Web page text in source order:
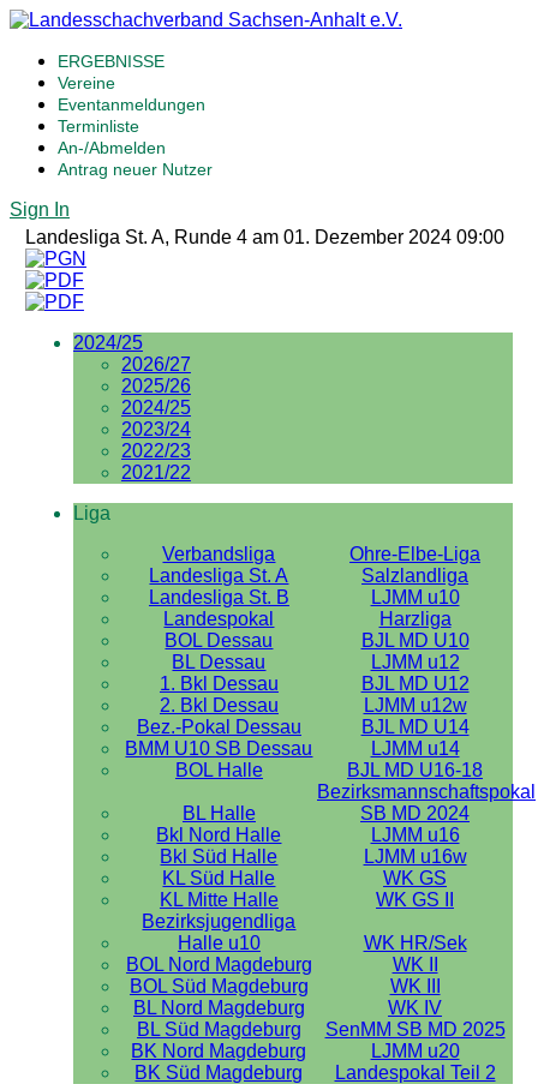
ERGEBNISSE
Vereine
Eventanmeldungen
Terminliste
An-/Abmelden
Antrag neuer Nutzer
Sign In
Landesliga St. A, Runde 4 am 01. Dezember 2024 09:00
2024/25
2026/27
2025/26
2024/25
2023/24
2022/23
2021/22
Liga
Verbandsliga
Ohre-Elbe-Liga
Landesliga St. A
Salzlandliga
Landesliga St. B
LJMM u10
Landespokal
Harzliga
BOL Dessau
BJL MD U10
BL Dessau
LJMM u12
1. Bkl Dessau
BJL MD U12
2. Bkl Dessau
LJMM u12w
Bez.-Pokal Dessau
BJL MD U14
BMM U10 SB Dessau
LJMM u14
BOL Halle
BJL MD U16-18
BL Halle
Bezirksmannschaftspokal
SB MD 2024
Bkl Nord Halle
LJMM u16
Bkl Süd Halle
LJMM u16w
KL Süd Halle
WK GS
KL Mitte Halle
WK GS II
Bezirksjugendliga
Halle u10
WK HR/Sek
BOL Nord Magdeburg
WK II
BOL Süd Magdeburg
WK III
BL Nord Magdeburg
WK IV
BL Süd Magdeburg
SenMM SB MD 2025
BK Nord Magdeburg
LJMM u20
BK Süd Magdeburg
Landespokal Teil 2